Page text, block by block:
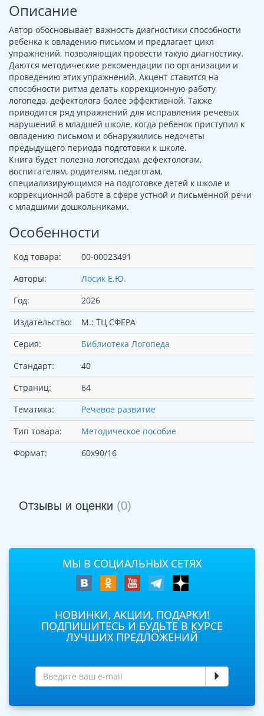
Описание
Автор обосновывает важность диагностики способности
ребенка к овладению письмом и предлагает цикл
упражнений, позволяющих провести такую диагностику.
Даются методические рекомендации по организации и
проведению этих упражнений. Акцент ставится на
способности ритма делать коррекционную работу
логопеда, дефектолога более эффективной. Также
приводится ряд упражнений для исправления речевых
нарушений в младшей школе, когда ребенок приступил к
овладению письмом и обнаружились недочеты
предыдущего периода подготовки к школе.
Книга будет полезна логопедам, дефектологам,
воспитателям, родителям, педагогам,
специализирующимся на подготовке детей к школе и
коррекционной работе в сфере устной и письменной речи
с младшими дошкольниками.
Особенности
Код товара:
00-00023491
Авторы:
Лосик Е.Ю.
Год:
2026
Издательство:
М.: ТЦ СФЕРА
Серия:
Библиотека Логопеда
Стандарт:
40
Страниц:
64
Тематика:
Речевое развитие
Тип товара:
Методическое пособие
Формат:
60х90/16
Отзывы и оценки (0)
МЫ В СОЦИАЛЬНЫХ СЕТЯХ
НОВИНКИ, АКЦИИ, ПОДАРКИ!
ПОДПИШИТЕСЬ И БУДЬТЕ В КУРСЕ
ЛУЧШИХ ПРЕДЛОЖЕНИЙ